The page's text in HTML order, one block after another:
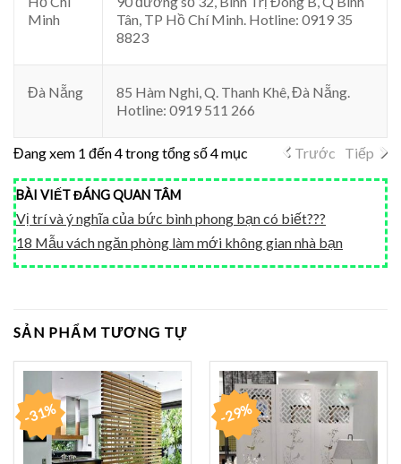
Minh
Tân, TP Hồ Chí Minh. Hotline: 0919 35
8823
Đà Nẵng
85 Hàm Nghi, Q. Thanh Khê, Đà Nẵng.
Hotline: 0919 511 266
Đang xem 1 đến 4 trong tổng số 4 mục Trước Tiếp
BÀI VIẾT ĐÁNG QUAN TÂM
Vị trí và ý nghĩa của bức bình phong bạn có biết???
18 Mẫu vách ngăn phòng làm mới không gian nhà bạn
SẢN PHẨM TƯƠNG TỰ
-31% -29%